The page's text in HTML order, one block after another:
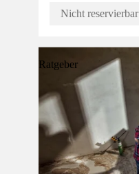
Nicht reservierbar
Ratgeber